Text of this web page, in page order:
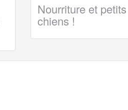
Nourriture et petits
chiens !